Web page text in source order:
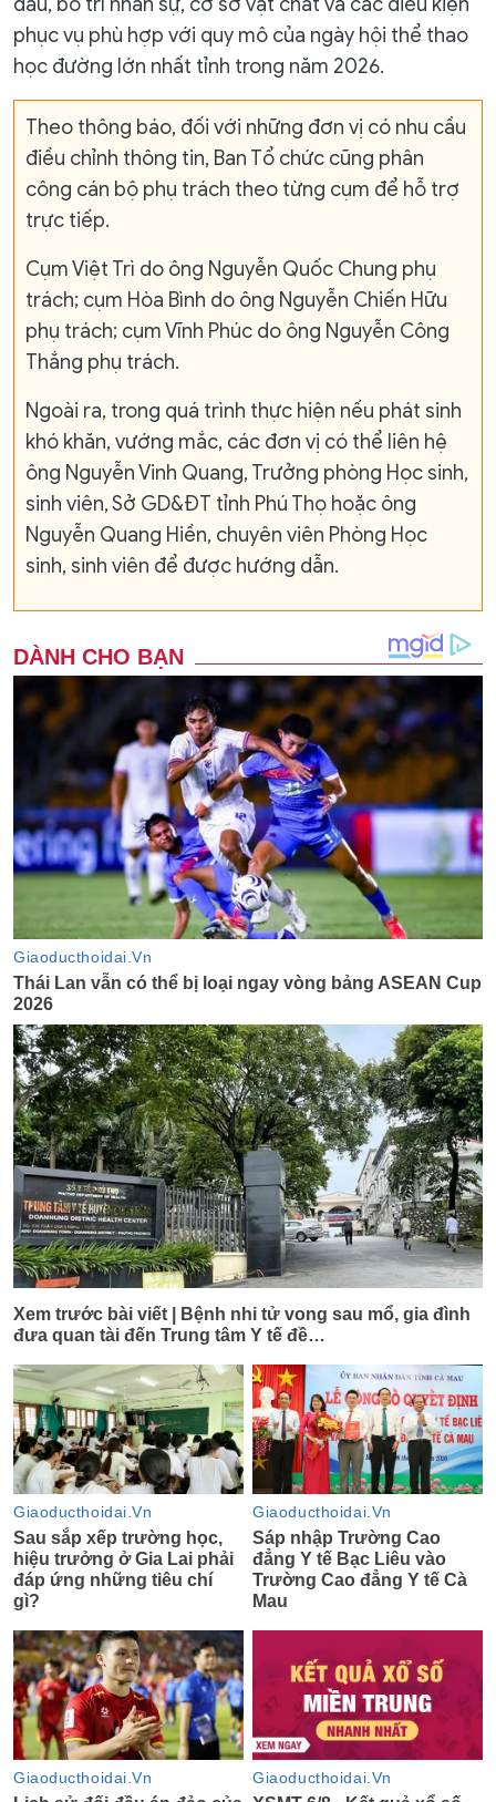
phục vụ phù hợp với quy mô của ngày hội thể thao
học đường lớn nhất tỉnh trong năm 2026.
Theo thông báo, đối với những đơn vị có nhu cầu
điều chỉnh thông tin, Ban Tổ chức cũng phân
công cán bộ phụ trách theo từng cụm để hỗ trợ
trực tiếp.
Cụm Việt Trì do ông Nguyễn Quốc Chung phụ
trách; cụm Hòa Bình do ông Nguyễn Chiến Hữu
phụ trách; cụm Vĩnh Phúc do ông Nguyễn Công
Thắng phụ trách.
Ngoài ra, trong quá trình thực hiện nếu phát sinh
khó khăn, vướng mắc, các đơn vị có thể liên hệ
ông Nguyễn Vinh Quang, Trưởng phòng Học sinh,
sinh viên, Sở GD&ĐT tỉnh Phú Thọ hoặc ông
Nguyễn Quang Hiền, chuyên viên Phòng Học
sinh, sinh viên để được hướng dẫn.